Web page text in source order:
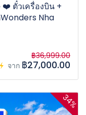
❤️ ตั๋วเครื่องบิน +
Nha
จาก
฿36,999.00
฿27,000.00
34%